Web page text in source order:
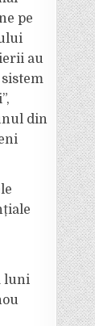
pe
au
din
luni